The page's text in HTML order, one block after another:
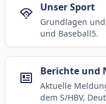
Unser Sport
Grundlagen
und Baseball5.
Berichte und
Aktuelle
dem S/HBV,